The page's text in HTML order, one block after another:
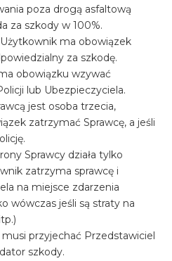
poza drogą asfaltową
za szkody w 100%.
ma obowiązek
za szkodę.
obowiązku wzywać
lub Ubezpieczyciela.
jest osoba trzecia,
zatrzymać Sprawcę, a jeśli
Sprawcy działa tylko
zatrzyma sprawcę i
na miejsce zdarzenia
wówczas jeśli są straty na
przyjechać Przedstawiciel
szkody.